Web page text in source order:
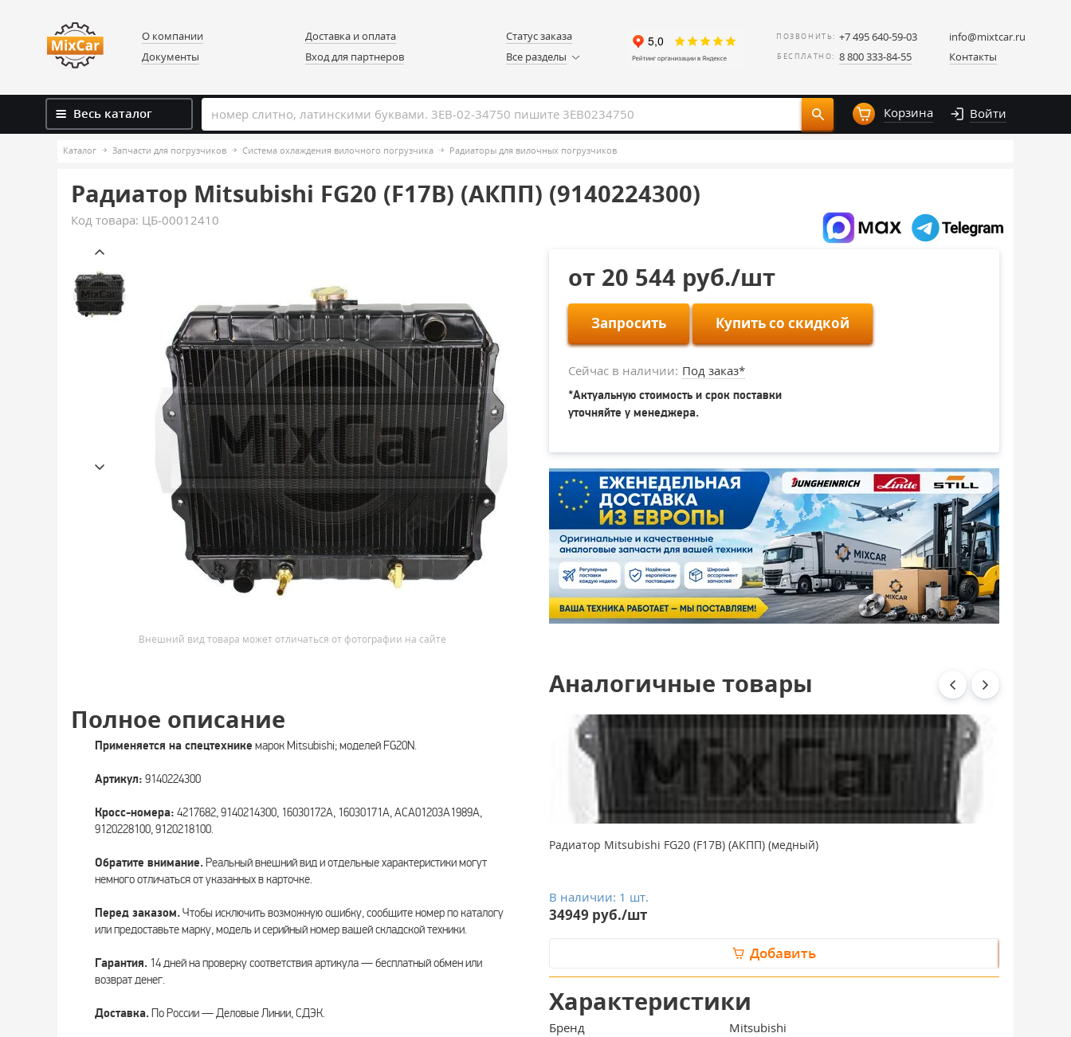
О компании
Документы
Доставка и оплата
Вход для партнеров
Статус заказа
Все разделы
ПОЗВОНИТЬ: +7 495 640-59-03
БЕСПЛАТНО: 8 800 333-84-55
info@mixtcar.ru
Контакты
Весь каталог Корзина Войти
Каталог Запчасти для погрузчиков Система охлаждения вилочного погрузчика Радиаторы для вилочных погрузчиков
Радиатор Mitsubishi FG20 (F17B) (АКПП) (9140224300)
Код товара: ЦБ-00012410
Внешний вид товара может отличаться от фотографии на сайте
Полное описание
Применяется на спецтехнике марок Mitsubishi; моделей FG20N.
Артикул: 9140224300
Кросс-номера: 4217682, 9140214300, 16030172A, 16030171A, ACA01203A1989A,
9120228100, 9120218100.
Обратите внимание.Реальный внешний вид и отдельные характеристики могут
немного отличаться от указанных в карточке.
Перед заказом.Чтобы исключить возможную ошибку, сообщите номер по каталогу
или предоставьте марку, модель и серийный номер вашей складской техники.
Гарантия. 14 дней на проверку соответствия артикула — бесплатный обмен или
возврат денег.
Доставка.По России — Деловые Линии, СДЭК.
от 20 544 руб./шт
Запросить Купить со скидкой
Сейчас в наличии: Под заказ*
*Актуальную стоимость и срок поставки
уточняйте у менеджера.
Аналогичные товары
Радиатор Mitsubishi FG20 (F17B) (АКПП) (медный)
В наличии: 1 шт.
34949 руб./шт
Добавить
Характеристики
Бренд
Mitsubishi